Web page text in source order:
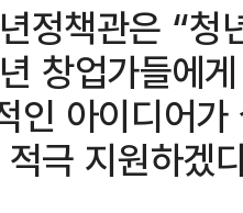
정책관은 “청
창업가들에
인 아이디어
극 지원하겠